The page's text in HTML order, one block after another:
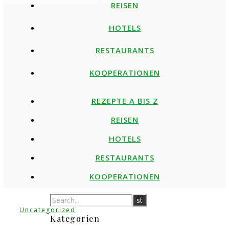
REISEN
HOTELS
RESTAURANTS
KOOPERATIONEN
REZEPTE A BIS Z
REISEN
HOTELS
RESTAURANTS
KOOPERATIONEN
Uncategorized
Kategorien